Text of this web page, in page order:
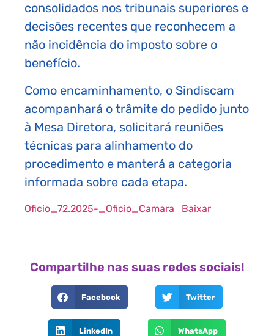
consolidados nos tribunais superiores e
decisões recentes que reconhecem a
não incidência do imposto sobre o
benefício.
Como encaminhamento, o Sindiscam
acompanhará o trâmite do pedido junto
à Mesa Diretora, solicitará reuniões
técnicas para alinhamento do
procedimento e manterá a categoria
informada sobre cada etapa.
Oficio_72.2025-_Oficio_Camara Baixar
Compartilhe nas suas redes sociais!
Facebook Twitter
LinkedIn WhatsApp